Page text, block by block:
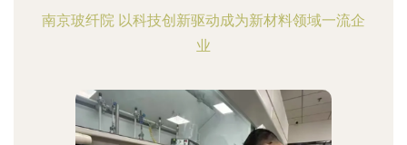
南京玻纤院 以科技创新驱动成为新材料领域一流企
业